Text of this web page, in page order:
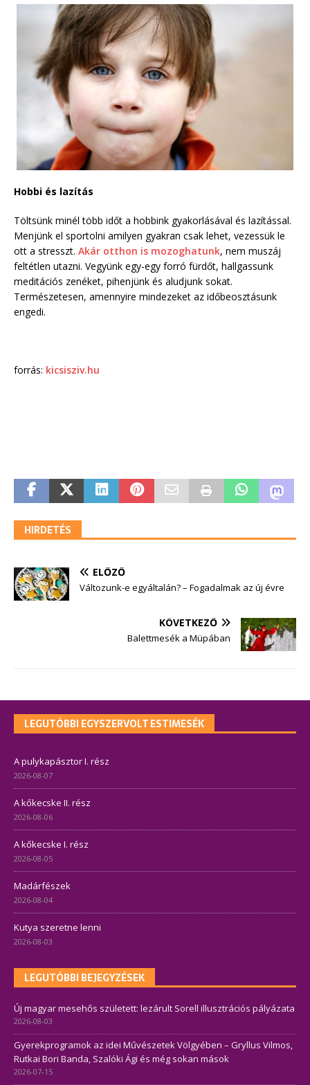
Hobbi és lazítás
Töltsünk minél több időt a hobbink gyakorlásával és lazítással.
Menjünk el sportolni amilyen gyakran csak lehet, vezessük le
ott a stresszt. Akár otthon is mozoghatunk, nem muszáj
feltétlen utazni. Vegyünk egy-egy forró fürdőt, hallgassunk
meditációs zenéket, pihenjünk és aludjunk sokat.
Természetesen, amennyire mindezeket az időbeosztásunk
engedi.
forrás: kicsisziv.hu
HIRDETÉS
ELŐZŐ
Változunk-e egyáltalán? – Fogadalmak az új évre
KÖVETKEZŐ
Balettmesék a Müpában
LEGUTÓBBI EGYSZERVOLT ESTIMESÉK
A pulykapásztor I. rész
2026-08-07
A kőkecske II. rész
2026-08-06
A kőkecske I. rész
2026-08-05
Madárfészek
2026-08-04
Kutya szeretne lenni
2026-08-03
LEGUTÓBBI BEJEGYZÉSEK
Új magyar mesehős született: lezárult Sorell illusztrációs pályázata
2026-08-03
Gyerekprogramok az idei Művészetek Völgyében – Gryllus Vilmos,
Rutkai Bori Banda, Szalóki Ági és még sokan mások
2026-07-15